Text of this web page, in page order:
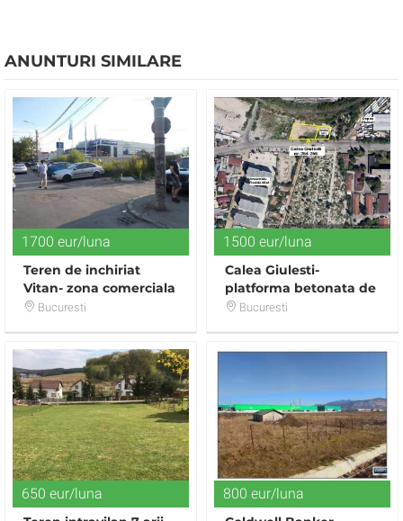
ANUNTURI SIMILARE
1700 eur/luna
Teren de inchiriat
Vitan- zona comerciala
Bucuresti
1500 eur/luna
Calea Giulesti-
platforma betonata de
inchiriat
Bucuresti
650 eur/luna 800 eur/luna